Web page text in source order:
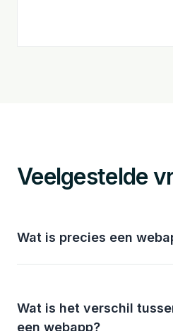
Veelgestelde
Wat is precies een
Wat is het verschil
een webapp?